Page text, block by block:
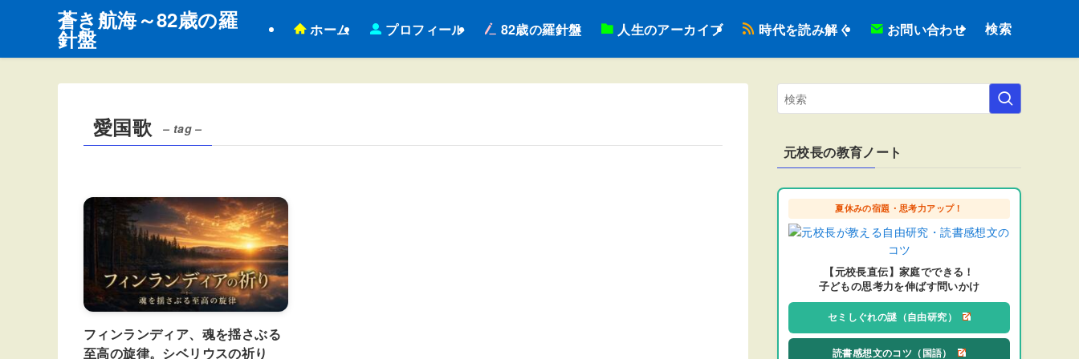
蒼き航海～82歳の羅
針盤 ホーム プロフィール 82歳の羅針盤 人生のアーカイブ 時代を読み解く お問い合わせ 検索
愛国歌 – tag –
フィンランディア、魂を揺さぶる
至高の旋律。シベリウスの祈り
元校長の教育ノート
夏休みの宿題・思考力アップ！
【元校長直伝】家庭でできる！
子どもの思考力を伸ばす問いかけ
セミしぐれの謎（自由研究）
読書感想文のコツ（国語）